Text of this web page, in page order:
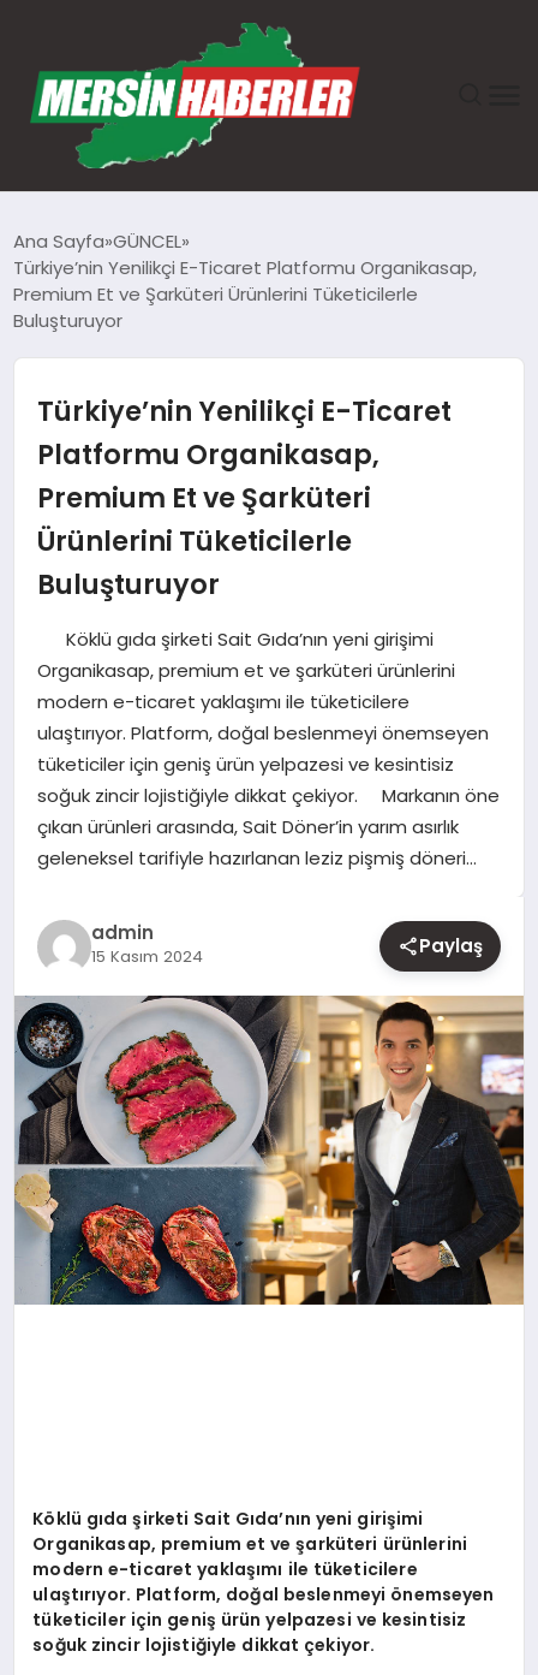
GÜNDEM
SAĞLIK
TEKNOLOJI
SPOR
YAŞAM
EĞITIM
Ana Sayfa GÜNCEL
Türkiye’nin Yenilikçi E-Ticaret Platformu Organikasap,
Premium Et ve Şarküteri Ürünlerini Tüketicilerle
Buluşturuyor
Türkiye’nin Yenilikçi E-Ticaret
Platformu Organikasap,
Premium Et ve Şarküteri
Ürünlerini Tüketicilerle
Buluşturuyor
Köklü gıda şirketi Sait Gıda’nın yeni girişimi
Organikasap, premium et ve şarküteri ürünlerini
modern e-ticaret yaklaşımı ile tüketicilere
ulaştırıyor. Platform, doğal beslenmeyi önemseyen
tüketiciler için geniş ürün yelpazesi ve kesintisiz
soğuk zincir lojistiğiyle dikkat çekiyor. Markanın öne
çıkan ürünleri arasında, Sait Döner’in yarım asırlık
geleneksel tarifiyle hazırlanan leziz pişmiş döneri…
admin
15 Kasım 2024 Paylaş
Köklü gıdaşirketi Sait Gıda’nın yeni girişimi
Organikasap, premium et ve şarküteri ürünlerini
modern e-ticaret yaklaşımı ile tüketicilere
ulaştırıyor. Platform, doğal beslenmeyi önemseyen
tüketiciler için geniş ürün yelpazesi ve kesintisiz
soğuk zincir lojistiğiyle dikkat çekiyor.